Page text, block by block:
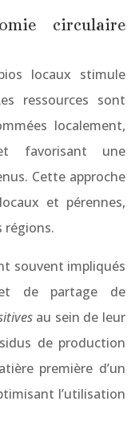
circulaire
locaux stimule
ressources sont
localement,
favorisant une
Cette approche
et pérennes,
régions.
souvent impliqués
de partage de
au sein de leur
de production
première d’un
l’utilisation